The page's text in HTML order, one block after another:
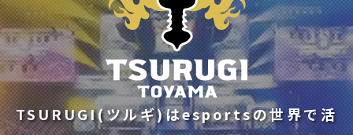
TSURUGI(ツルギ)はesportsの世界で活